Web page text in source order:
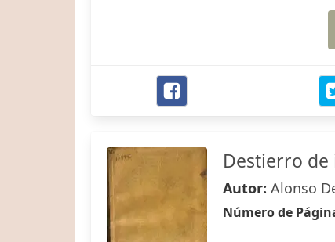
Destierro de
Autor: Alonso
Número de